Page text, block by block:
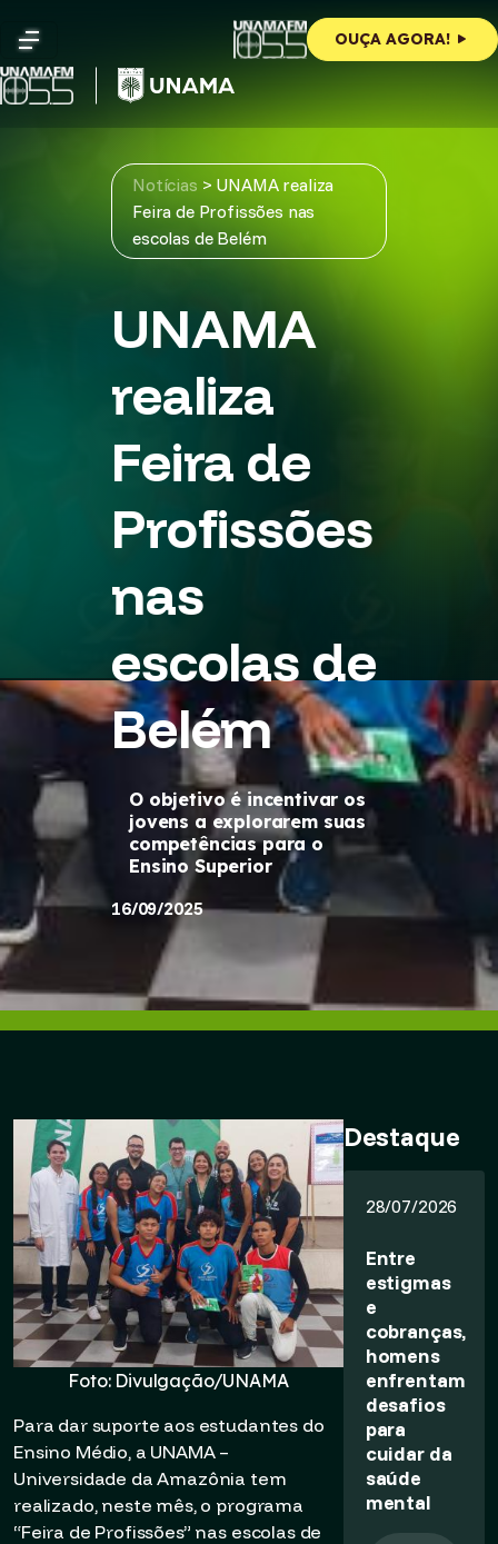
content
OUÇA AGORA!
Notícias > UNAMA realiza
Feira de Profissões nas
escolas de Belém
UNAMA
realiza
Feira de
Profissões
nas
escolas de
Belém
O objetivo é incentivar os
jovens a explorarem suas
competências para o
Ensino Superior
16/09/2025
Foto: Divulgação/UNAMA
Para dar suporte aos estudantes do
Ensino Médio, a UNAMA –
Universidade da Amazônia tem
realizado, neste mês, o programa
“Feira de Profissões” nas escolas de
Destaque
28/07/2026
Entre
estigmas
e
cobranças,
homens
enfrentam
desafios
para
cuidar da
saúde
mental